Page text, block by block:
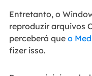
Entretanto, o
reproduzir arquivos
perceberá que o
fizer isso.